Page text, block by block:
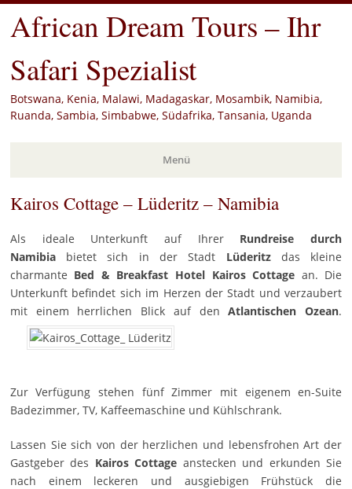
African Dream Tours – Ihr
Safari Spezialist
Botswana, Kenia, Malawi, Madagaskar, Mosambik, Namibia,
Ruanda, Sambia, Simbabwe, Südafrika, Tansania, Uganda
Menü
Zum
springen
Kairos Cottage – Lüderitz – Namibia
Als ideale Unterkunft auf Ihrer Rundreise durch
Namibia bietet sich in der Stadt Lüderitz das kleine
charmante Bed & Breakfast Hotel Kairos Cottage an. Die
Unterkunft befindet sich im Herzen der Stadt und verzaubert
mit einem herrlichen Blick auf denAtlantischen Ozean.
Zur Verfügung stehen fünf Zimmer mit eigenem en-Suite
Badezimmer, TV, Kaffeemaschine und Kühlschrank.
Lassen Sie sich von der herzlichen und lebensfrohen Art der
Gastgeber des Kairos Cottage anstecken und erkunden Sie
nach einem leckeren und ausgiebigen Frühstück die